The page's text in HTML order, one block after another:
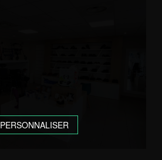
PERSONNALISER